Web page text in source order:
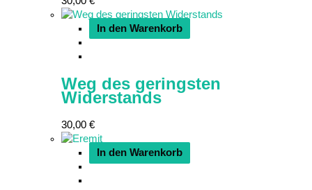
In den Warenkorb
Weg des geringsten
Widerstands
30,00 €
In den Warenkorb